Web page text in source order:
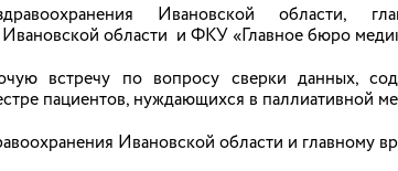
приняла участие в памятном
дату – День памяти детей – жертв войны
для увековечения памяти о
формирований Украины.
Ивановской области,
области и ФКУ «Главное бюро
встречу по вопросу сверки данных,
пациентов, нуждающихся в паллиативной
Ивановской области и